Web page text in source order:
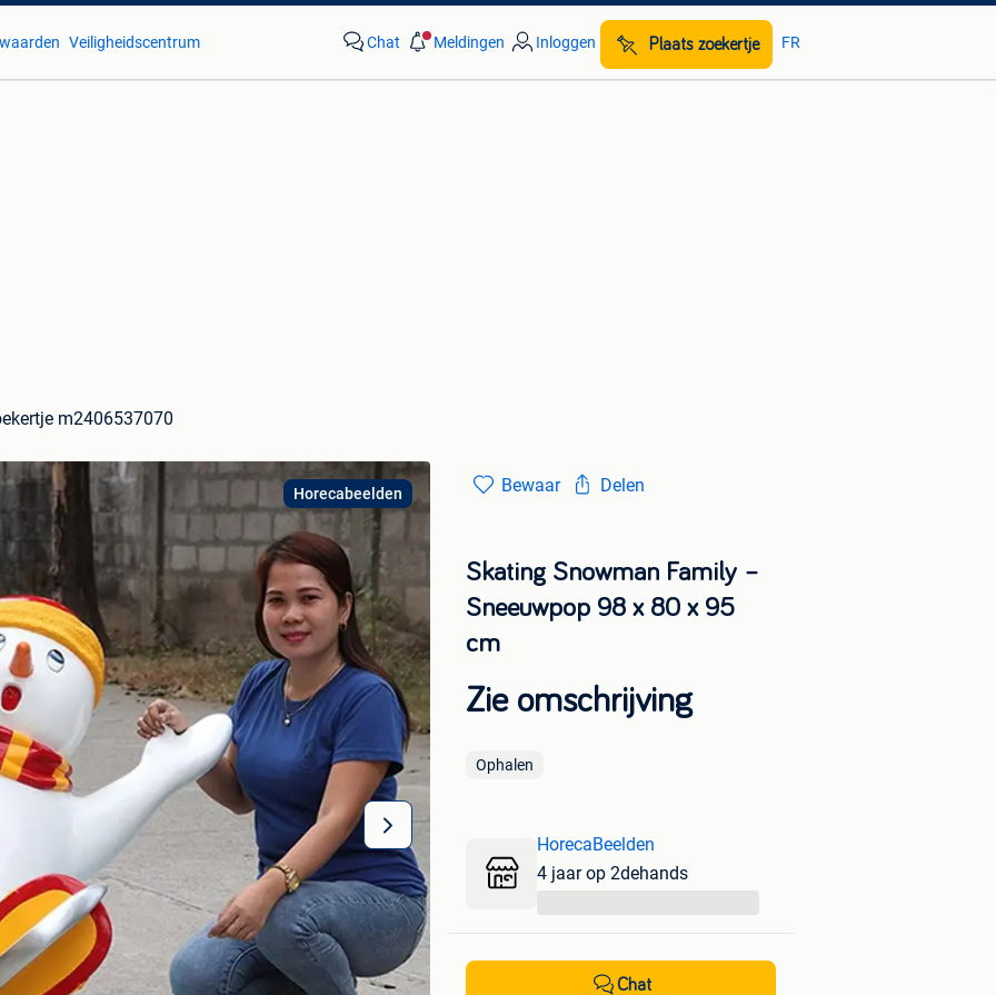
Veiligheidscentrum Chat Meldingen Inloggen Plaats zoekertje FR
m2406537070
Horecabeelden Bewaar Delen
Skating Snowman Family –
Sneeuwpop 98 x 80 x 95
cm
Zie omschrijving
Ophalen
HorecaBeelden
4 jaar op 2dehands
Chat